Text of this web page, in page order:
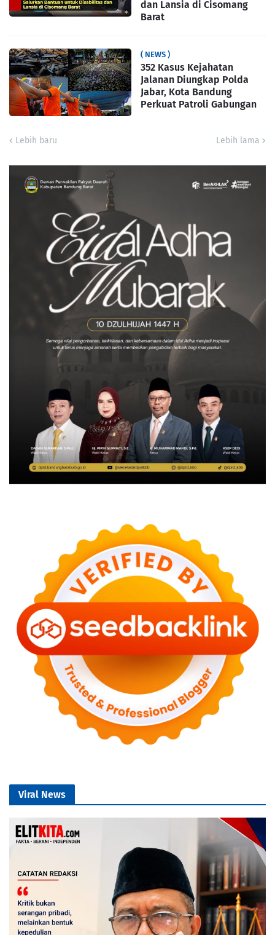
dan Lansia di Cisomang
Barat
( NEWS )
352 Kasus Kejahatan
Jalanan Diungkap Polda
Jabar, Kota Bandung
Perkuat Patroli Gabungan
Lebih baru Lebih lama
Viral News